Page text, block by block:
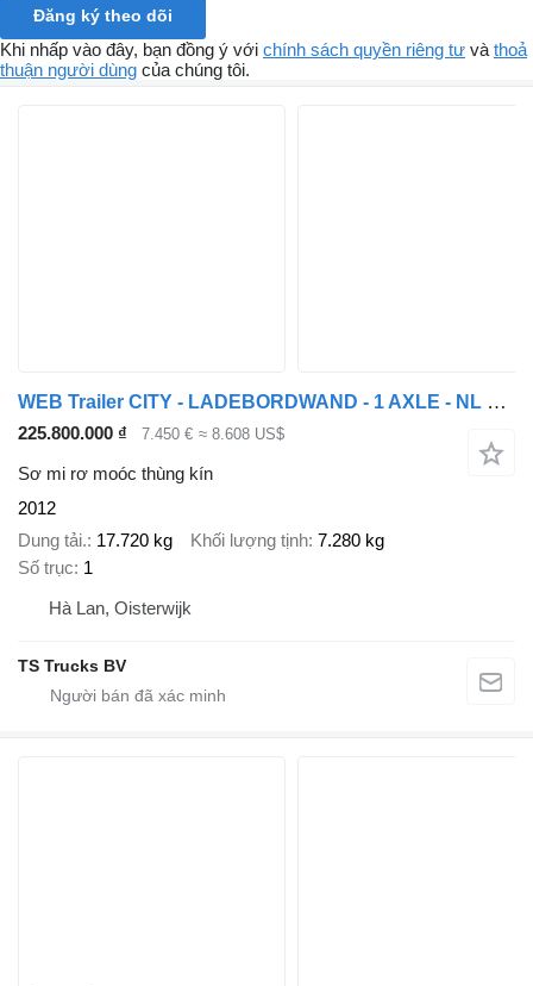
Đăng ký theo dõi
Khi nhấp vào đây, bạn đồng ý với chính sách quyền riêng tư và thoả
thuận người dùng của chúng tôi.
WEB Trailer CITY - LADEBORDWAND - 1 AXLE - NL TRAILER - TOP!
225.800.000 ₫ 7.450 € ≈ 8.608 US$
Sơ mi rơ moóc thùng kín
2012
Dung tải. 17.720 kg Khối lượng tịnh 7.280 kg
Số trục 1
Hà Lan, Oisterwijk
TS Trucks BV